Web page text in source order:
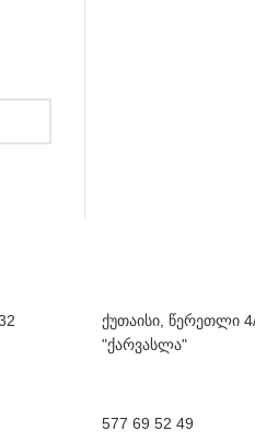
ქუთაისი, წერეთლი
"ქარვასლა"
577 69 52 49